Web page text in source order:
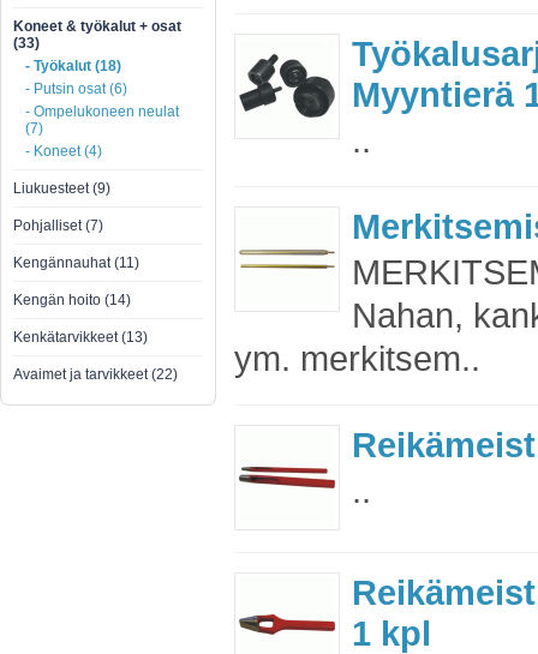
Koneet & työkalut + osat
(33)
- Työkalut (18)
- Putsin osat (6)
- Ompelukoneen neulat
(7)
- Koneet (4)
Liukuesteet (9)
Pohjalliset (7)
Kengännauhat (11)
Kengän hoito (14)
Kenkätarvikkeet (13)
Avaimet ja tarvikkeet (22)
Myyntierä
..
Nahan,
ym. merkitsem..
..
1 kpl